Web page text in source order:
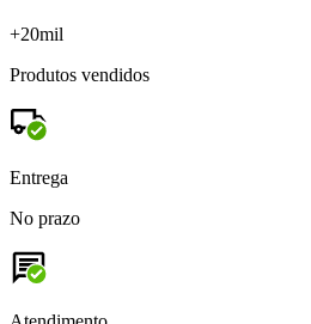
+20mil
Produtos vendidos
Entrega
No prazo